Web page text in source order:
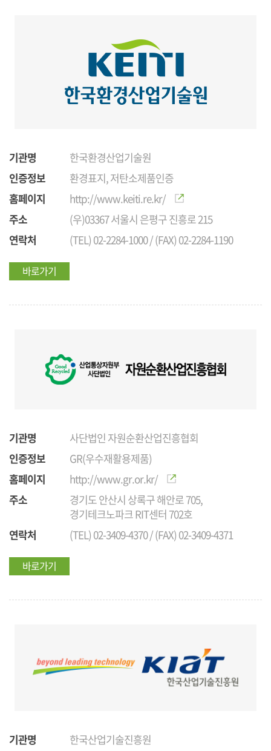
기관명
한국환경산업기술원
인증정보
환경표지, 저탄소제품인증
홈페이지
http://www.keiti.re.kr/
주소
(우)03367 서울시 은평구 진흥로 215
연락처
(TEL) 02-2284-1000 / (FAX) 02-2284-1190
바로가기
기관명
사단법인 자원순환산업진흥협회
인증정보
GR(우수재활용제품)
홈페이지
http://www.gr.or.kr/
주소
경기도 안산시 상록구 해안로 705,
경기테크노파크 RIT센터 702호
연락처
(TEL) 02-3409-4370 / (FAX) 02-3409-4371
바로가기
기관명
한국산업기술진흥원